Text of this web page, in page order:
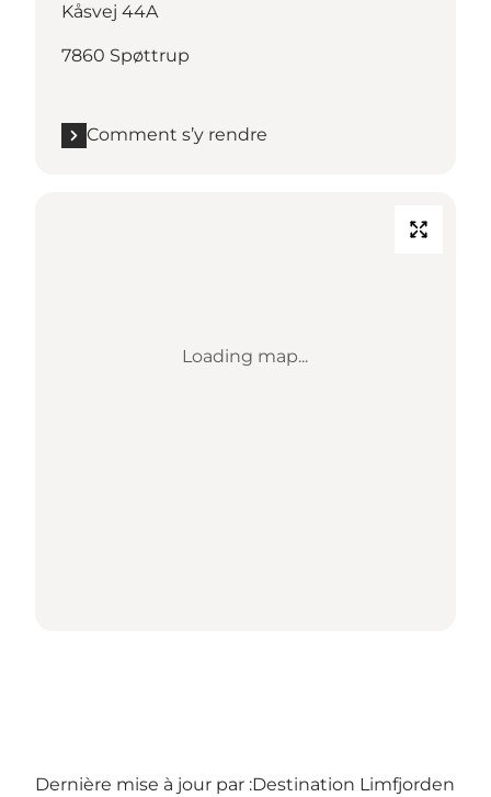
Kåsvej 44A
7860 Spøttrup
Comment s’y rendre
Loading map...
Dernière mise à jour par :Destination Limfjorden